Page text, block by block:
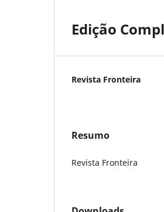
Edição
Revista Fronteira
Resumo
Revista Fronteira